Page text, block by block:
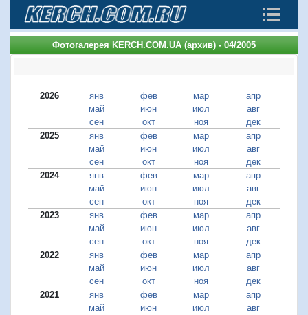
Фотогалерея KERCH.COM.UA (архив) - 04/2005
2026 янв фев мар
апр
май
июн июл
авг
сен
окт ноя
дек
2025
янв фев мар
апр
май
июн июл
авг
сен
окт ноя
дек
2024
янв фев мар
апр
май
июн июл
авг
сен
окт ноя
дек
2023
янв фев мар
апр
май
июн июл
авг
сен
окт ноя
дек
2022
янв фев мар
апр
май
июн июл
авг
сен
окт ноя
дек
2021
янв фев мар
апр
май
июн июл
авг